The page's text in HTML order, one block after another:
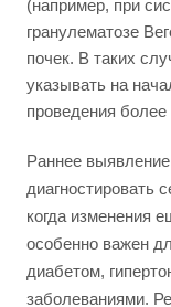
(например, при
гранулематозе
почек. В таких
указывать на
проведения более
Раннее
диагностировать
когда изменения
особенно важен
диабетом,
заболеваниями.